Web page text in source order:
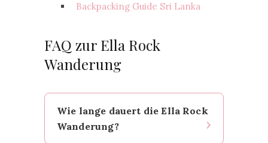
Backpacking Guide Sri Lanka
FAQ zur Ella Rock
Wanderung
Wie lange dauert die Ella Rock
Wanderung?